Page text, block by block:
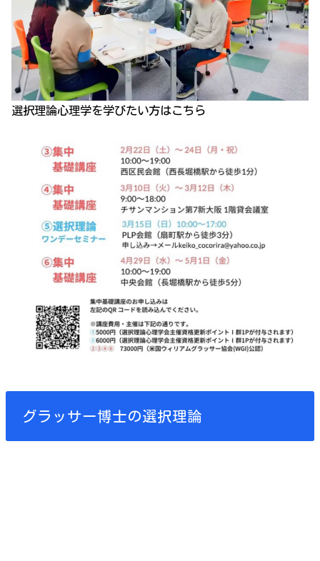
選択理論心理学を学びたい方はこちら
グラッサー博士の選択理論